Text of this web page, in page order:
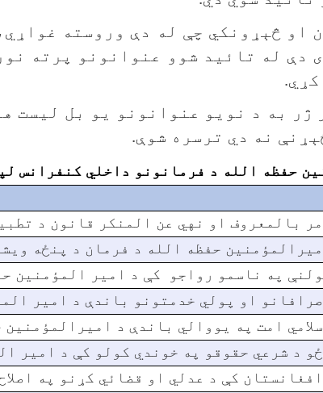
او څېړونکي چې له دې وروسته
دې له تائید شوو عنوانونو پرته
ژر به د نویو عنوانونو یو بل لیست
نه دي ترسره شوې.
حفظه الله د فرمانونو داخلي کنفرانس
بالمعروف او نهي عن المنکر قانون د
حفظه الله د فرمان د پنځه
په ناسمو رواجو کې د امیر المؤمنین
صرافانو او پولي خدمتونو باندې د امیر
امت په یووالي باندې د
د شرعي حقوقو په خوندي کولو کې د امیر
افغانستان کې د عدلي او قضائي کړنو په